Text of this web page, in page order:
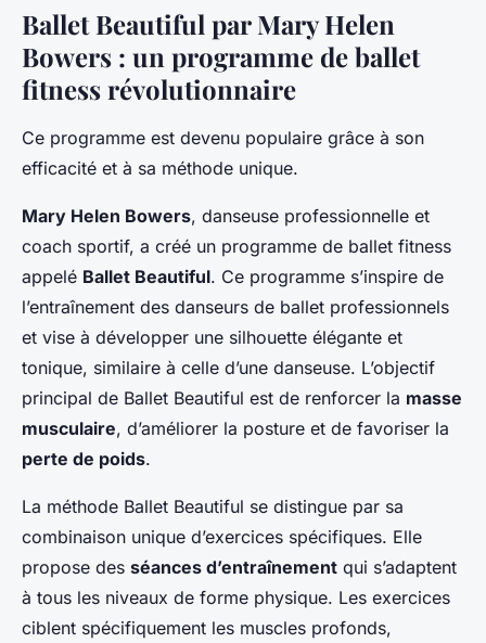
Ballet Beautiful par Mary Helen
Bowers : un programme de ballet
fitness révolutionnaire
Ce programme est devenu populaire grâce à son
efficacité et à sa méthode unique.
Mary Helen Bowers, danseuse professionnelle et
coach sportif, a créé un programme de ballet fitness
appelé Ballet Beautiful. Ce programme s’inspire de
l’entraînement des danseurs de ballet professionnels
et vise à développer une silhouette élégante et
tonique, similaire à celle d’une danseuse. L’objectif
principal de Ballet Beautiful est de renforcer la masse
musculaire, d’améliorer la posture et de favoriser la
perte de poids.
La méthode Ballet Beautiful se distingue par sa
combinaison unique d’exercices spécifiques. Elle
propose des séances d’entraînement qui s’adaptent
à tous les niveaux de forme physique. Les exercices
ciblent spécifiquement les muscles profonds,